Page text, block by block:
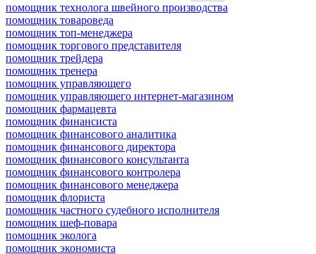
помощник технолога швейного производства
помощник товароведа
помощник топ-менеджера
помощник торгового представителя
помощник трейдера
помощник тренера
помощник управляющего
помощник управляющего интернет-магазином
помощник фармацевта
помощник финансиста
помощник финансового аналитика
помощник финансового директора
помощник финансового консультанта
помощник финансового контролера
помощник финансового менеджера
помощник флориста
помощник частного судебного исполнителя
помощник шеф-повара
помощник эколога
помощник экономиста